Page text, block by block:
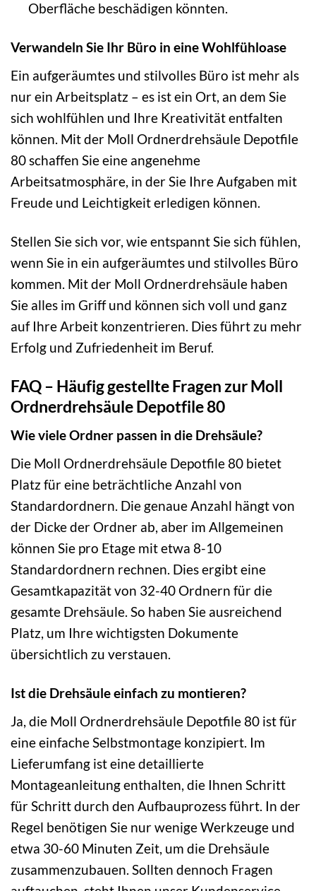
Oberfläche beschädigen könnten.
Verwandeln Sie Ihr Büro in eine Wohlfühloase
Ein aufgeräumtes und stilvolles Büro ist mehr als
nur ein Arbeitsplatz – es ist ein Ort, an dem Sie
sich wohlfühlen und Ihre Kreativität entfalten
können. Mit der Moll Ordnerdrehsäule Depotfile
80 schaffen Sie eine angenehme
Arbeitsatmosphäre, in der Sie Ihre Aufgaben mit
Freude und Leichtigkeit erledigen können.
Stellen Sie sich vor, wie entspannt Sie sich fühlen,
wenn Sie in ein aufgeräumtes und stilvolles Büro
kommen. Mit der Moll Ordnerdrehsäule haben
Sie alles im Griff und können sich voll und ganz
auf Ihre Arbeit konzentrieren. Dies führt zu mehr
Erfolg und Zufriedenheit im Beruf.
FAQ – Häufig gestellte Fragen zur Moll
Ordnerdrehsäule Depotfile 80
Wie viele Ordner passen in die Drehsäule?
Die Moll Ordnerdrehsäule Depotfile 80 bietet
Platz für eine beträchtliche Anzahl von
Standardordnern. Die genaue Anzahl hängt von
der Dicke der Ordner ab, aber im Allgemeinen
können Sie pro Etage mit etwa 8-10
Standardordnern rechnen. Dies ergibt eine
Gesamtkapazität von 32-40 Ordnern für die
gesamte Drehsäule. So haben Sie ausreichend
Platz, um Ihre wichtigsten Dokumente
übersichtlich zu verstauen.
Ist die Drehsäule einfach zu montieren?
Ja, die Moll Ordnerdrehsäule Depotfile 80 ist für
eine einfache Selbstmontage konzipiert. Im
Lieferumfang ist eine detaillierte
Montageanleitung enthalten, die Ihnen Schritt
für Schritt durch den Aufbauprozess führt. In der
Regel benötigen Sie nur wenige Werkzeuge und
etwa 30-60 Minuten Zeit, um die Drehsäule
zusammenzubauen. Sollten dennoch Fragen